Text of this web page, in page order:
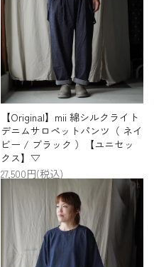
【Original】mii 綿シルクライト
デニムサロペットパンツ（ ネイ
ビー / ブラック ）【ユニセッ
クス】▽
27,500円(税込)